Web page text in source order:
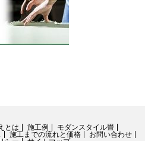
とは 施工例
モダンスタイル畳
施工までの流れと価格
お問い合わせ